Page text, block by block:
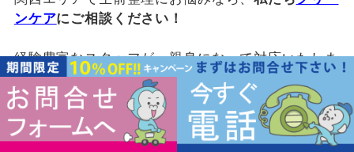
ンケアにご相談ください！
経験豊富なスタッフが、親身になって対応いたしま
す。
・月間整理依頼100件
・ご利用者満足度98.6%